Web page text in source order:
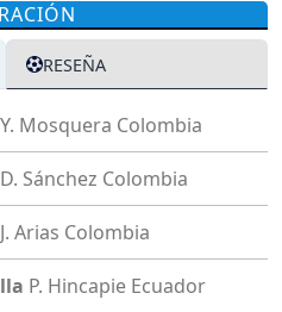
RESEÑA
Y. Mosquera Colombia
D. Sánchez Colombia
J. Arias Colombia
P. Hincapie Ecuador